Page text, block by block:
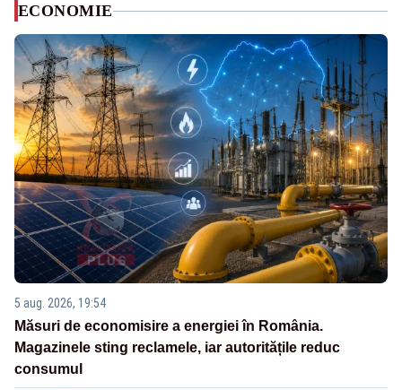
ECONOMIE
5 aug. 2026, 19:54
Măsuri de economisire a energiei în România.
Magazinele sting reclamele, iar autoritățile reduc
consumul